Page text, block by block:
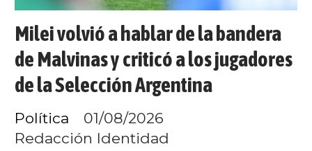
Milei volvió a hablar de la bandera
de Malvinas y criticó a los jugadores
de la Selección Argentina
Redacción Identidad
Política 01/08/2026